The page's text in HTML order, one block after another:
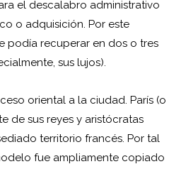
el descalabro administrativo
o adquisición. Por este
podía recuperar en dos o tres
sus lujos).
oriental a la ciudad. París (o
de sus reyes y aristócratas
territorio francés. Por tal
fue ampliamente copiado